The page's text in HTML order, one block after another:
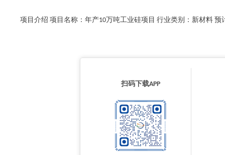
项目介绍 项目名称：年产10万吨工业硅项目 行业类别：新材料
扫码下载APP